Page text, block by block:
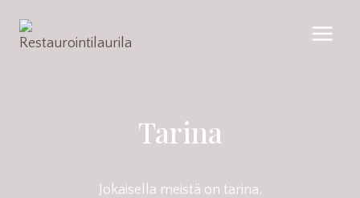
sisältöön
Tarina
Jokaisella meistä on tarina.